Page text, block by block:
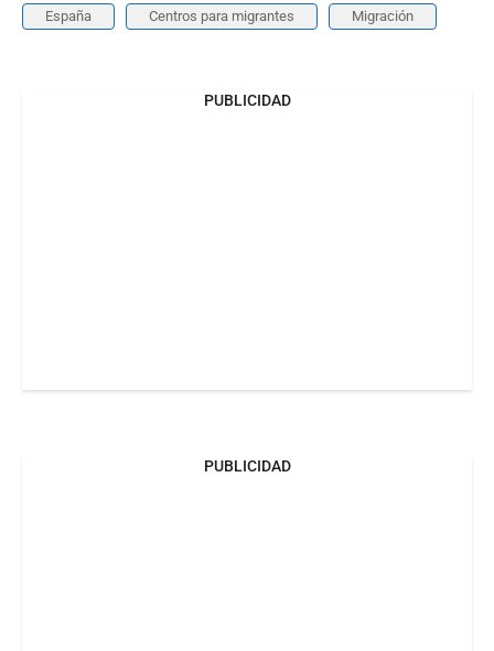
España Centros para migrantes Migración
PUBLICIDAD
PUBLICIDAD